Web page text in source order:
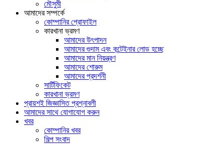
মৌসুমী
আমাদের সম্পর্কে
কোম্পানির প্রোফাইল
কারখানা ভ্রমণ
আমাদের উৎপাদন
আমাদের গুদাম এবং কন্টেইনার লোড হচ্ছে
আমাদের মান নিয়ন্ত্রণ
আমাদের শোরুম
আমাদের প্রদর্শনী
সার্টিফিকেট
কারখানা ভ্রমণ
প্রায়শই জিজ্ঞাসিত প্রশ্নাবলী
আমাদের সাথে যোগাযোগ করুন
খবর
কোম্পানির খবর
শিল্প সংবাদ